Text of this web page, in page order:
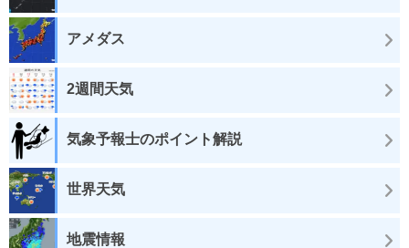
アメダス
2週間天気
気象予報士のポイント解説
世界天気
地震情報